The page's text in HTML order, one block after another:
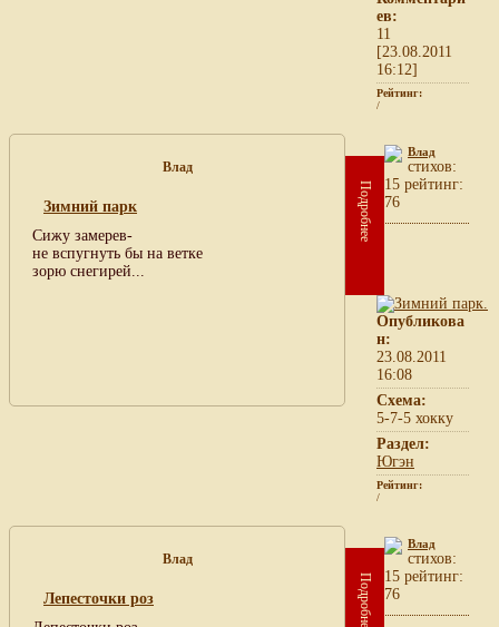
ев:
11
[23.08.2011
16:12]
Рейтинг:
/
Влад
Зимний парк
Сижу замерев-
не вспугнуть бы на ветке
зорю снегирей...
Подробнее
Влад
cтихов:
15 рейтинг:
76
Опубликова
н:
23.08.2011
16:08
Схема:
5-7-5 хокку
Раздел:
Югэн
Рейтинг:
/
Влад
Лепесточки роз
Подробнее
Влад
cтихов:
15 рейтинг:
76